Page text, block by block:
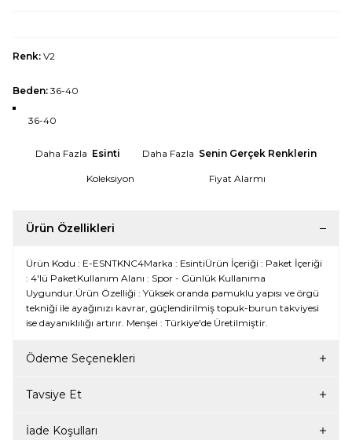
Renk: V2
Beden: 36-40
36-40
Daha Fazla Esinti Daha Fazla Senin Gerçek Renklerin
Koleksiyon Fiyat Alarmı
Ürün Özellikleri
Ürün Kodu : E-ESNTKNC4Marka : EsintiÜrün İçeriği : Paket İçeriği
: 4'lü PaketKullanım Alanı : Spor - Günlük Kullanıma
Uygundur.Ürün Özelliği : Yüksek oranda pamuklu yapısı ve örgü
tekniği ile ayağınızı kavrar, güçlendirilmiş topuk-burun takviyesi
ise dayanıklılığı artırır. Menşei : Türkiye'de Üretilmiştir.
Ödeme Seçenekleri
Tavsiye Et
İade Koşulları